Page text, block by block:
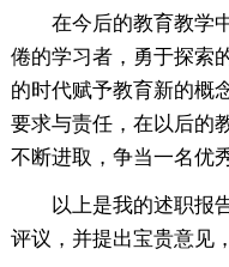
在今后的教育教学
倦的学习者，勇于探索
的时代赋予教育新的概
要求与责任，在以后的
不断进取，争当一名优
以上是我的述职报
评议，并提出宝贵意见